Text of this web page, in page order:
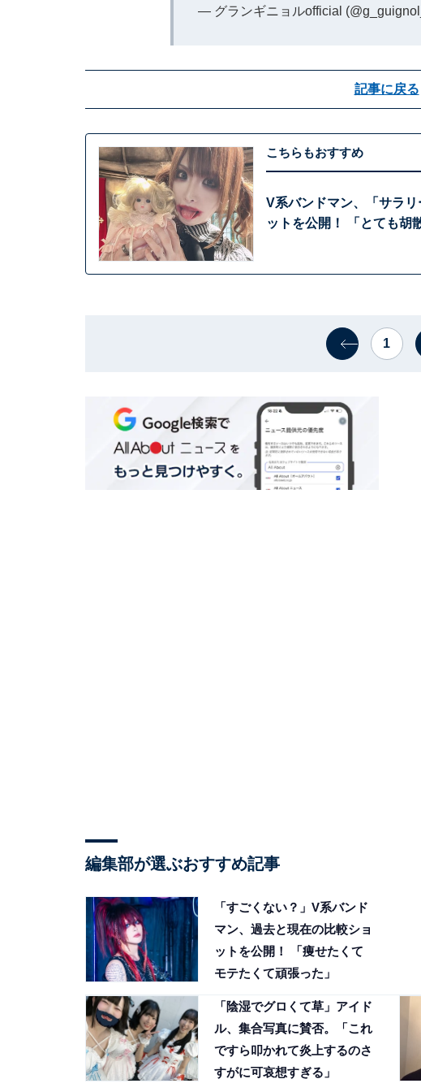
— グランギニョルofficial
記事に戻る
こちらもおすすめ
V系バンドマン、「サラ
ットを公開！ 「とても胡
1
編集部が選ぶおすすめ記事
「すごくない？」V系バンド
マン、過去と現在の比較ショ
ットを公開！ 「痩せたくて
モテたくて頑張った」
「陰湿でグロくて草」アイド
ル、集合写真に賛否。「これ
ですら叩かれて炎上するのさ
すがに可哀想すぎる」